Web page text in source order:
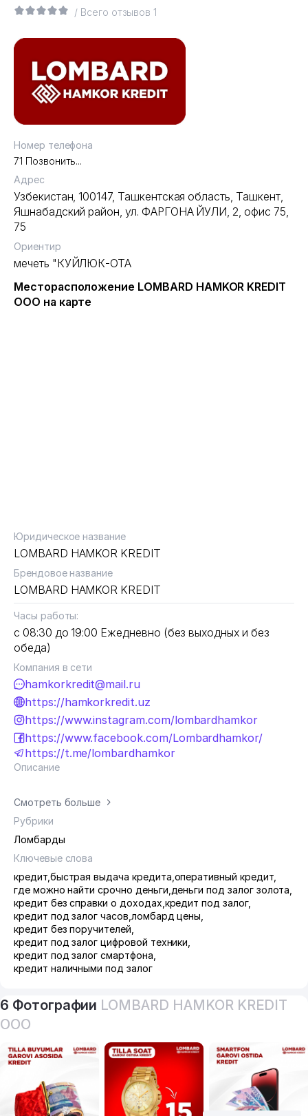
/ Всего отзывов 1
Описание
Смотреть больше
Рубрики
Ломбарды
Ключевые слова
кредит, быстрая выдача кредита оперативный кредит,
где можно найти срочно деньги деньги под залог золота
кредит без справки о доходах кредит под залог,
кредит под залог часов ломбард цены
кредит без поручителей
кредит под залог цифровой техники
кредит под залог смартфона
кредит наличными под залог
Номер телефона
71 Позвонить...
Адрес
Узбекистан, 100147, Ташкентская область Ташкент,
Яшнабадский район ,ул. ФАРГОНА ЙУЛИ , 2, офис 75,
75
Ориентир
мечеть "КУЙЛЮК-ОТА
Месторасположение LOMBARD HAMKOR KREDIT
ООО на карте
Юридическое название
LOMBARD HAMKOR KREDIT
Брендовое название
LOMBARD HAMKOR KREDIT
Часы работы:
с 08:30 до 19:00 Ежедневно (без выходных и без
обеда)
Компания в сети
hamkorkredit@mail.ru
https://hamkorkredit.uz
https://www.instagram.com/lombardhamkor
https://www.facebook.com/Lombardhamkor/
https://t.me/lombardhamkor
6 Фотографии LOMBARD HAMKOR KREDIT
ООО